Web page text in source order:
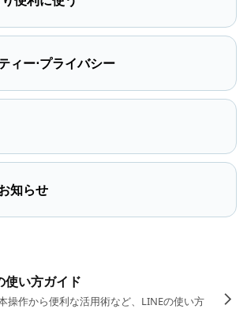
ィー⋅プライバシー
知らせ
使い方ガイド
操作から便利な活用術など、LINEの使い方